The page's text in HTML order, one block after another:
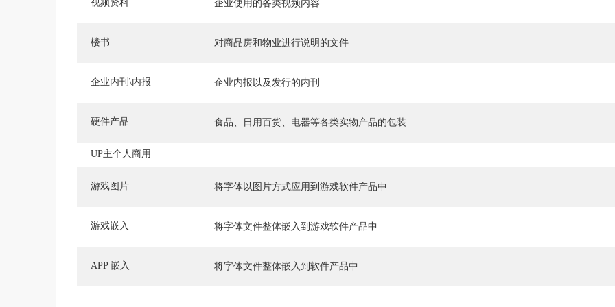
视频资料 企业使用的各类视频内容
楼书 对商品房和物业进行说明的文件
企业内刊\内报 企业内报以及发行的内刊
硬件产品 食品、日用百货、电器等各类实物产品的包装
UP主个人商用
游戏图片 将字体以图片方式应用到游戏软件产品中
游戏嵌入 将字体文件整体嵌入到游戏软件产品中
APP 嵌入 将字体文件整体嵌入到软件产品中